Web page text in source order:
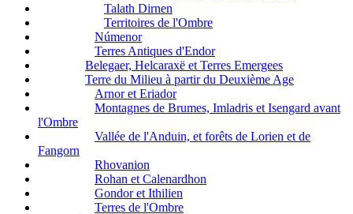
Talath Dirnen
Territoires de l'Ombre
Númenor
Terres Antiques d'Endor
Belegaer, Helcaraxë et Terres Emergees
Terre du Milieu à partir du Deuxième Age
Arnor et Eriador
Montagnes de Brumes, Imladris et Isengard avant
l'Ombre
Vallée de l'Anduin, et forêts de Lorien et de
Fangorn
Rhovanion
Rohan et Calenardhon
Gondor et Ithilien
Terres de l'Ombre